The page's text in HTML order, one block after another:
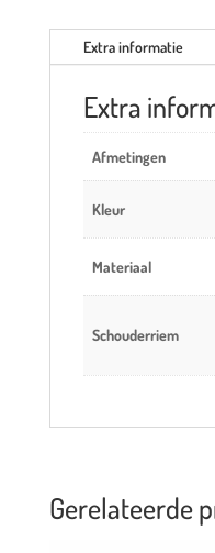
Extra informatie
Extra
Afmetingen
Kleur
Materiaal
Schouderriem
Gerelateerde